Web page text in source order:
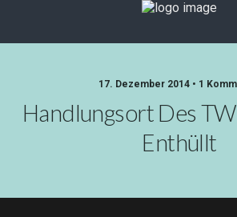
17. Dezember 2014 • 1
Handlungsort Des
Enthüllt